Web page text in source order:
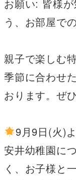
お願い: 皆様
う、お部屋で
親子で楽しむ
季節に合わせ
おります。ぜ
9月9日(火)
安井幼稚園に
く、お子様と